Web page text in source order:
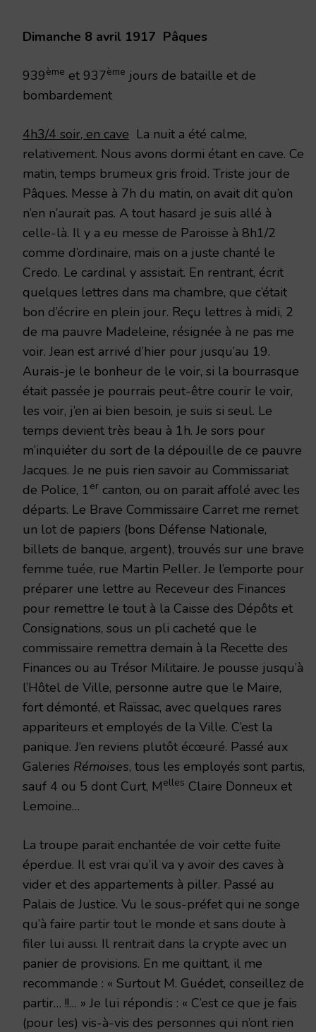
Dimanche 8 avril 1917 Pâques
939ème et 937ème jours de bataille et de
bombardement
4h3/4 soir, en cave La nuit a été calme,
relativement. Nous avons dormi étant en cave. Ce
matin, temps brumeux gris froid. Triste jour de
Pâques. Messe à 7h du matin, on avait dit qu’on
n’en n’aurait pas. A tout hasard je suis allé à
celle-là. Il y a eu messe de Paroisse à 8h1/2
comme d’ordinaire, mais on a juste chanté le
Credo. Le cardinal y assistait. En rentrant, écrit
quelques lettres dans ma chambre, que c’était
bon d’écrire en plein jour. Reçu lettres à midi, 2
de ma pauvre Madeleine, résignée à ne pas me
voir. Jean est arrivé d’hier pour jusqu’au 19.
Aurais-je le bonheur de le voir, si la bourrasque
était passée je pourrais peut-être courir le voir,
les voir, j’en ai bien besoin, je suis si seul. Le
temps devient très beau à 1h. Je sors pour
m’inquiéter du sort de la dépouille de ce pauvre
Jacques. Je ne puis rien savoir au Commissariat
de Police, 1er canton, ou on parait affolé avec les
départs. Le Brave Commissaire Carret me remet
un lot de papiers (bons Défense Nationale,
billets de banque, argent), trouvés sur une brave
femme tuée, rue Martin Peller. Je l’emporte pour
préparer une lettre au Receveur des Finances
pour remettre le tout à la Caisse des Dépôts et
Consignations, sous un pli cacheté que le
commissaire remettra demain à la Recette des
Finances ou au Trésor Militaire. Je pousse jusqu’à
l’Hôtel de Ville, personne autre que le Maire,
fort démonté, et Raïssac, avec quelques rares
appariteurs et employés de la Ville. C’est la
panique. J’en reviens plutôt écœuré. Passé aux
Galeries Rémoises, tous les employés sont partis,
sauf 4 ou 5 dont Curt, Melles Claire Donneux et
Lemoine…
La troupe parait enchantée de voir cette fuite
éperdue. Il est vrai qu’il va y avoir des caves à
vider et des appartements à piller. Passé au
Palais de Justice. Vu le sous-préfet qui ne songe
qu’à faire partir tout le monde et sans doute à
filer lui aussi. Il rentrait dans la crypte avec un
panier de provisions. En me quittant, il me
recommande : « Surtout M. Guédet, conseillez de
partir… !!… » Je lui répondis : « C’est ce que je fais
(pour les) vis-à-vis des personnes qui n’ont rien